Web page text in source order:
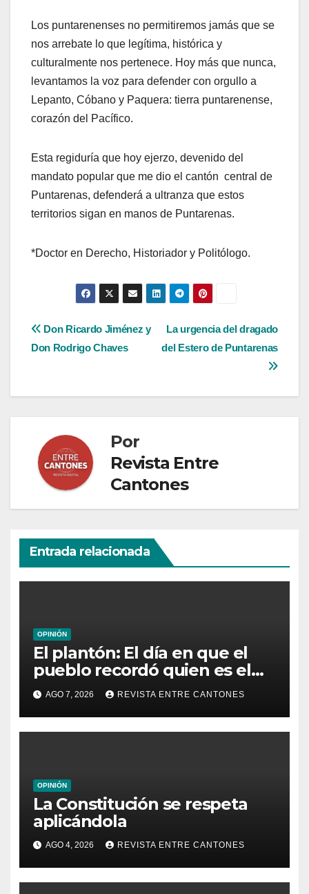
Los puntarenenses no permitiremos jamás que se
nos arrebate lo que legítima, histórica y
culturalmente nos pertenece. Hoy más que nunca,
levantamos la voz para defender con orgullo a
Lepanto, Cóbano y Paquera: tierra puntarenense,
corazón del Pacífico.
Esta regiduría que hoy ejerzo, devenido del
mandato popular que me dio el cantón central de
Puntarenas, defenderá a ultranza que estos
territorios sigan en manos de Puntarenas.
*Doctor en Derecho, Historiador y Politólogo.
Navegación
entradas
La urgencia del dragado
del Estero de Puntarenas
Don Ricardo Jiménez y
Don Rodrigo Chaves
Por
Revista Entre
Cantones
Entrada relacionada
OPINIÓN
El plantón: El día en que el
pueblo recordó quien es el
dueño de la República
AGO 7, 2026 REVISTA ENTRE CANTONES
OPINIÓN
La Constitución se respeta
aplicándola
AGO 4, 2026 REVISTA ENTRE CANTONES